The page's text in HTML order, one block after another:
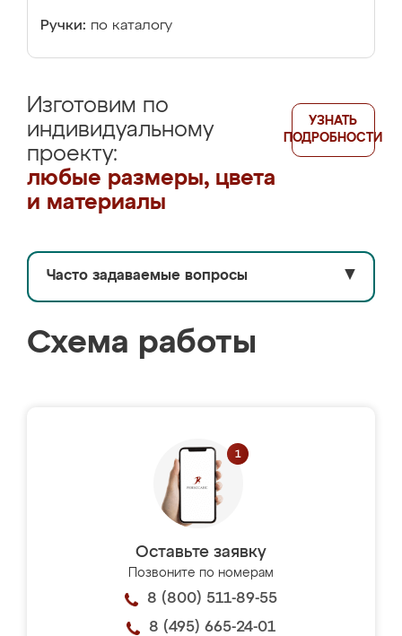
Ручки: по каталогу
Изготовим по
индивидуальному
проекту:
любые размеры, цвета
и материалы
УЗНАТЬ
ПОДРОБНОСТИ
Часто задаваемые вопросы ▼
Схема работы
Оставьте заявку
Позвоните по номерам
8 (800) 511-89-55
8 (495) 665-24-01